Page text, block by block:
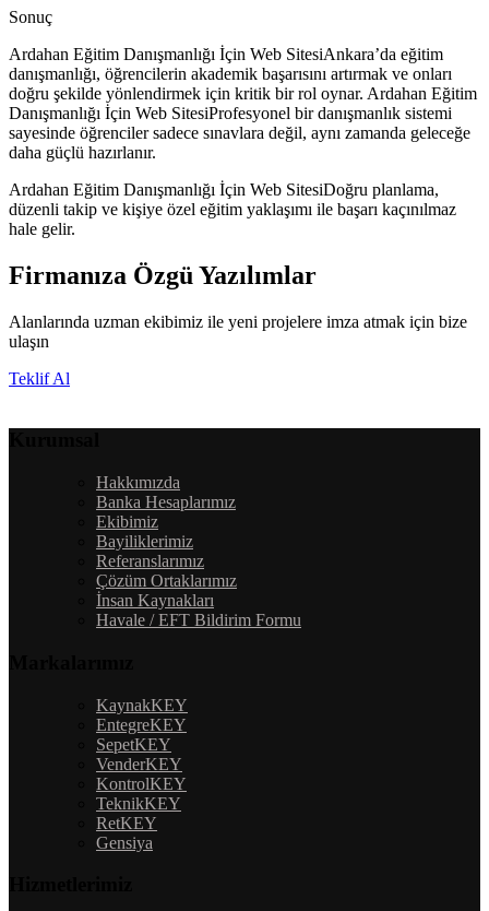
Sonuç
Ardahan Eğitim Danışmanlığı İçin Web SitesiAnkara’da eğitim
danışmanlığı, öğrencilerin akademik başarısını artırmak ve onları
doğru şekilde yönlendirmek için kritik bir rol oynar. Ardahan Eğitim
Danışmanlığı İçin Web SitesiProfesyonel bir danışmanlık sistemi
sayesinde öğrenciler sadece sınavlara değil, aynı zamanda geleceğe
daha güçlü hazırlanır.
Ardahan Eğitim Danışmanlığı İçin Web SitesiDoğru planlama,
düzenli takip ve kişiye özel eğitim yaklaşımı ile başarı kaçınılmaz
hale gelir.
Firmanıza Özgü Yazılımlar
Alanlarında uzman ekibimiz ile yeni projelere imza atmak için bize
ulaşın
Teklif Al
Hakkımızda
Banka Hesaplarımız
Ekibimiz
Bayiliklerimiz
Referanslarımız
Çözüm Ortaklarımız
İnsan Kaynakları
Havale / EFT Bildirim Formu
KaynakKEY
EntegreKEY
SepetKEY
VenderKEY
KontrolKEY
TeknikKEY
RetKEY
Gensiya